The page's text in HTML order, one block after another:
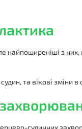
з них,
та вікові зміни
судинних